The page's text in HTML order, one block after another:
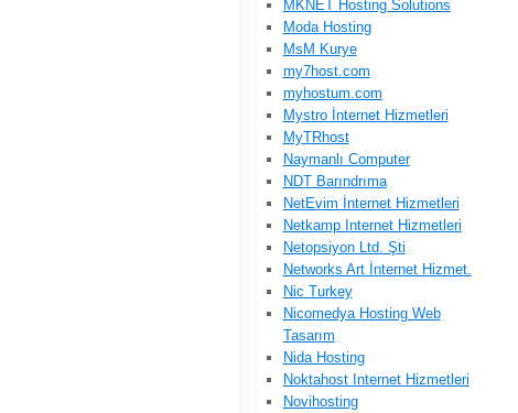
MKNET Hosting Solutions
Moda Hosting
MsM Kurye
my7host.com
myhostum.com
Mystro İnternet Hizmetleri
MyTRhost
Naymanlı Computer
NDT Barındrıma
NetEvim İnternet Hizmetleri
Netkamp Internet Hizmetleri
Netopsiyon Ltd. Şti
Networks Art İnternet Hizmet.
Nic Turkey
Nicomedya Hosting Web
Tasarım
Nida Hosting
Noktahost Internet Hizmetleri
Novihosting